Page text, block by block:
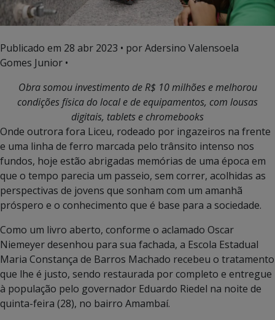
Publicado em 28 abr 2023 • por Adersino Valensoela
Gomes Junior •
Obra somou investimento de R$ 10 milhões e melhorou
condições física do local e de equipamentos, com lousas
digitais, tablets e chromebooks
Onde outrora fora Liceu, rodeado por ingazeiros na frente
e uma linha de ferro marcada pelo trânsito intenso nos
fundos, hoje estão abrigadas memórias de uma época em
que o tempo parecia um passeio, sem correr, acolhidas as
perspectivas de jovens que sonham com um amanhã
próspero e o conhecimento que é base para a sociedade.
Como um livro aberto, conforme o aclamado Oscar
Niemeyer desenhou para sua fachada, a Escola Estadual
Maria Constança de Barros Machado recebeu o tratamento
que lhe é justo, sendo restaurada por completo e entregue
à população pelo governador Eduardo Riedel na noite de
quinta-feira (28), no bairro Amambaí.